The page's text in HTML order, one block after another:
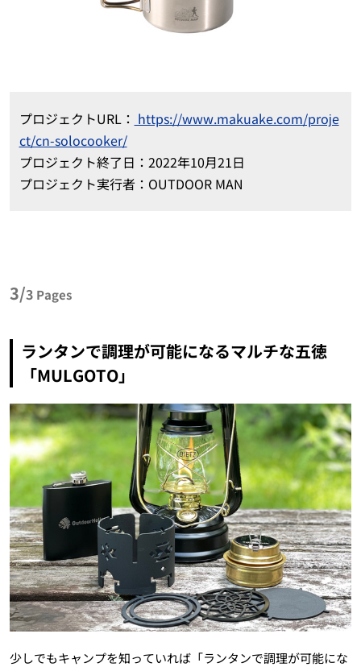
プロジェクトURL： https://www.makuake.com/proje
ct/cn-solocooker/
プロジェクト終了日： 2022年10月21日
プロジェクト実行者：OUTDOOR MAN
3/3 Pages
ランタンで調理が可能になるマルチな五徳
「MULGOTO」
少しでもキャンプを知っていれば「ランタンで調理が可能にな